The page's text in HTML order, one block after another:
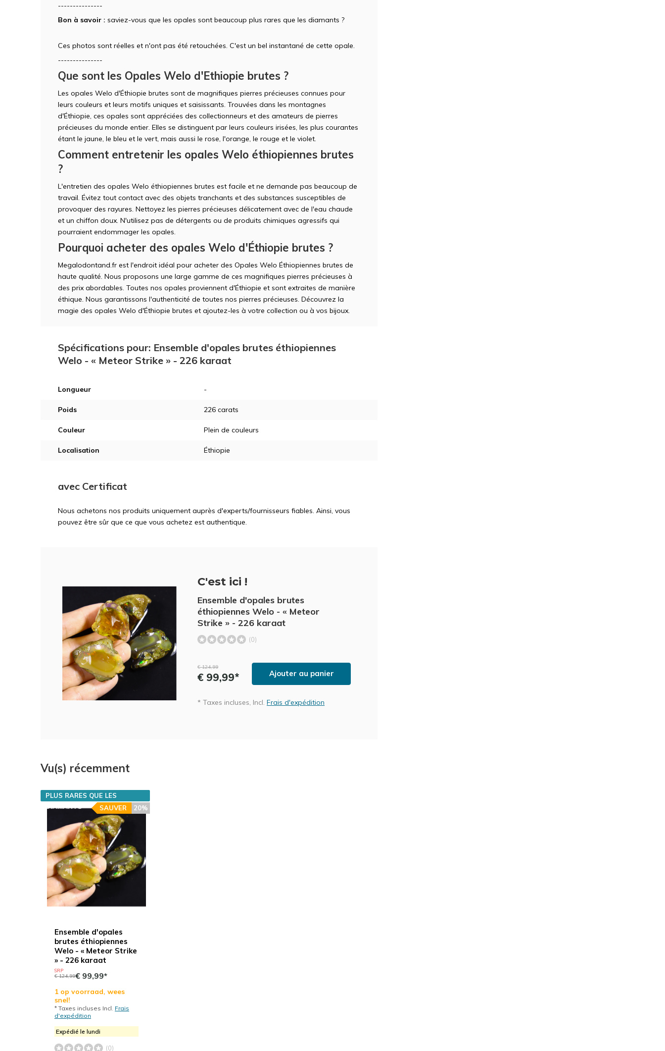
---------------
Bon à savoir : saviez-vous que les opales sont beaucoup plus rares que les diamants ?
Ces photos sont réelles et n'ont pas été retouchées. C'est un bel instantané de cette opale.
---------------
Que sont les Opales Welo d'Ethiopie brutes ?
Les opales Welo d'Éthiopie brutes sont de magnifiques pierres précieuses connues pour
leurs couleurs et leurs motifs uniques et saisissants. Trouvées dans les montagnes
d'Éthiopie, ces opales sont appréciées des collectionneurs et des amateurs de pierres
précieuses du monde entier. Elles se distinguent par leurs couleurs irisées, les plus courantes
étant le jaune, le bleu et le vert, mais aussi le rose, l'orange, le rouge et le violet.
Comment entretenir les opales Welo éthiopiennes brutes
?
L'entretien des opales Welo éthiopiennes brutes est facile et ne demande pas beaucoup de
travail. Évitez tout contact avec des objets tranchants et des substances susceptibles de
provoquer des rayures. Nettoyez les pierres précieuses délicatement avec de l'eau chaude
et un chiffon doux. N'utilisez pas de détergents ou de produits chimiques agressifs qui
pourraient endommager les opales.
Pourquoi acheter des opales Welo d'Éthiopie brutes ?
Megalodontand.fr est l'endroit idéal pour acheter des Opales Welo Éthiopiennes brutes de
haute qualité. Nous proposons une large gamme de ces magnifiques pierres précieuses à
des prix abordables. Toutes nos opales proviennent d'Éthiopie et sont extraites de manière
éthique. Nous garantissons l'authenticité de toutes nos pierres précieuses. Découvrez la
magie des opales Welo d'Éthiopie brutes et ajoutez-les à votre collection ou à vos bijoux.
Spécifications pour: Ensemble d'opales brutes éthiopiennes
Welo - « Meteor Strike » - 226 karaat
Longueur -
Poids 226 carats
Couleur Plein de couleurs
Localisation Éthiopie
avec Certificat
Nous achetons nos produits uniquement auprès d'experts/fournisseurs fiables. Ainsi, vous
pouvez être sûr que ce que vous achetez est authentique.
C'est ici !
Ensemble d'opales brutes
éthiopiennes Welo - « Meteor
Strike » - 226 karaat
(0)
€ 124,99
€ 99,99* Ajouter au panier
* Taxes incluses, Incl. Frais d'expédition
Vu(s) récemment
Ensemble d'opales
brutes éthiopiennes
Welo - « Meteor Strike
» - 226 karaat
PLUS RARES QUE LES
DIAMANTS
20%
SAUVER
SRP
€ 124,99€ 99,99*
1 op voorraad, wees
snel!
* Taxes incluses Incl. Frais
d'expédition
Expédié le lundi
(0)